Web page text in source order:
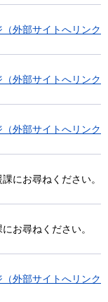
外部サイトへリンク
外部サイトへリンク
外部サイトへリンク
にお尋ねください。
お尋ねください。
外部サイトへリンク